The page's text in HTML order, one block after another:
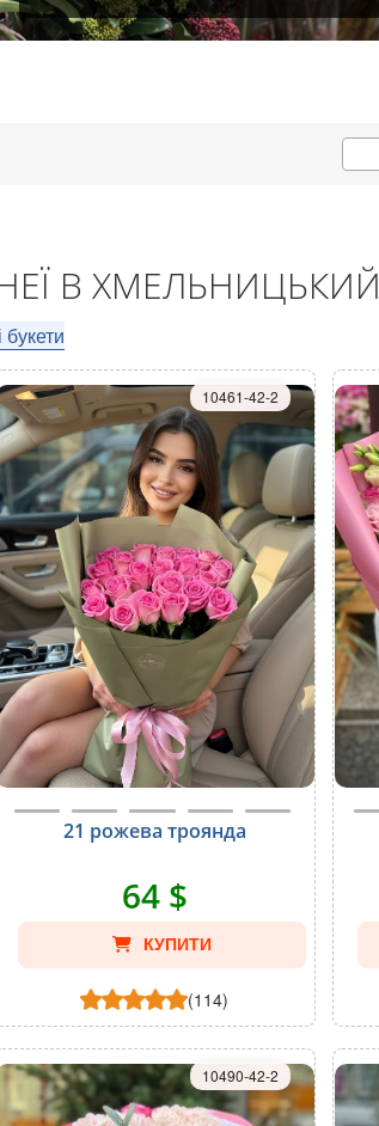
В ХМЕЛЬНИЦЬКИЙ
букети
21 рожева троянда
10461-42-2
64 $
КУПИТИ
(114)
10490-42-2